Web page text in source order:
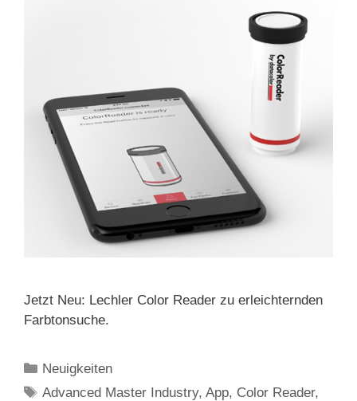
Jetzt Neu: Lechler Color Reader zu erleichternden
Farbtonsuche.
Kategorien
Neuigkeiten
Schlagwörter
Advanced Master Industry,App, Color Reader,